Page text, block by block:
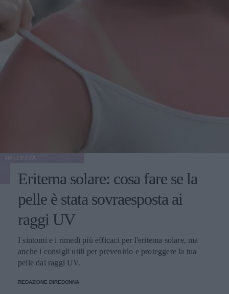
Eritema solare: cosa fare se la
pelle è stata sovraesposta ai
raggi UV
I sintomi e i rimedi più efficaci per l'eritema solare, ma
anche i consigli utili per prevenirlo e proteggere la tua
pelle dai raggi UV.
REDAZIONE DIREDONNA